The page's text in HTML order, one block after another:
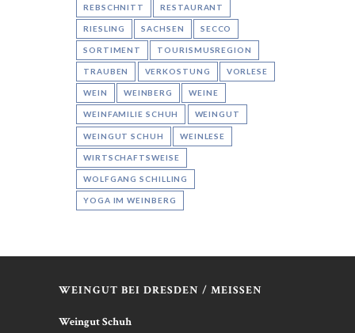
REBSCHNITT RESTAURANT
RIESLING SACHSEN SECCO
SORTIMENT TOURISMUSREGION
TRAUBEN VERKOSTUNG VORLESE
WEIN WEINBERG WEINE
WEINFAMILIE SCHUH WEINGUT
WEINGUT SCHUH WEINLESE
WIRTSCHAFTSWEISE
WOLFGANG SCHILLING
YOGA IM WEINBERG
WEINGUT BEI DRESDEN / MEISSEN
Weingut Schuh